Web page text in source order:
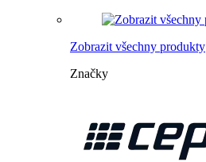
Zobrazit všechny produkty
Značky